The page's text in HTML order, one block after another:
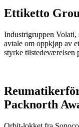
Ettiketto
Industrigruppen Volati,
avtale om oppkjøp av
styrke tilstedeværelsen
Packnorth